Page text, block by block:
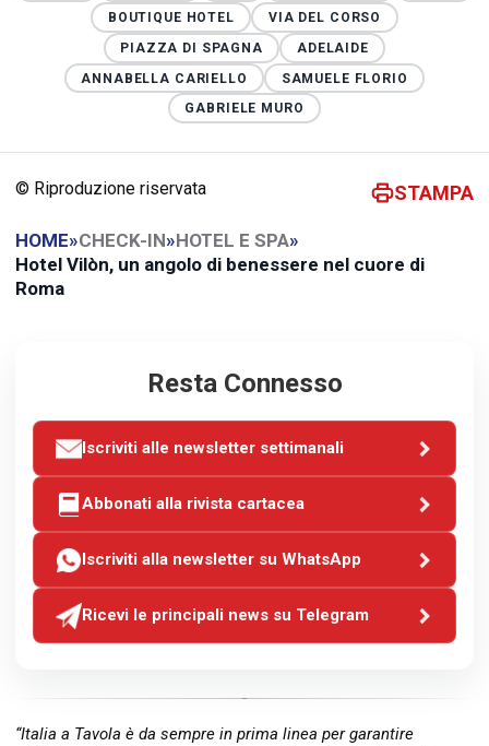
BOUTIQUE HOTEL
VIA DEL CORSO
PIAZZA DI SPAGNA
ADELAIDE
ANNABELLA CARIELLO
SAMUELE FLORIO
GABRIELE MURO
© Riproduzione riservata STAMPA
HOME»CHECK-IN»HOTEL E SPA»
Hotel Vilòn, un angolo di benessere nel cuore di
Roma
Resta Connesso
Iscriviti alle newsletter settimanali
Abbonati alla rivista cartacea
Iscriviti alla newsletter su WhatsApp
Ricevi le principali news su Telegram
“Italia a Tavola è da sempre in prima linea per garantire